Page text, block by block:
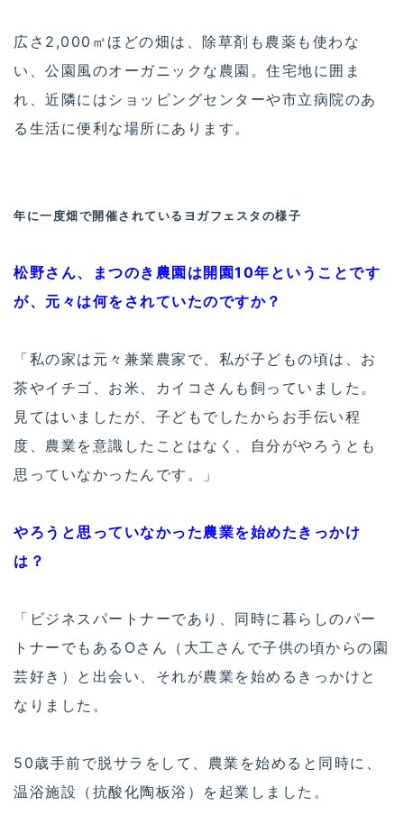
広さ2,000㎡ほどの畑は、除草剤も農薬も使わな
い、公園風のオーガニックな農園。住宅地に囲ま
れ、近隣にはショッピングセンターや市立病院のあ
る生活に便利な場所にあります。
年に一度畑で開催されているヨガフェスタの様子
松野さん、まつのき農園は開園10年ということです
が、元々は何をされていたのですか？
「私の家は元々兼業農家で、私が子どもの頃は、お
茶やイチゴ、お米、カイコさんも飼っていました。
見てはいましたが、子どもでしたからお手伝い程
度、農業を意識したことはなく、自分がやろうとも
思っていなかったんです。」
やろうと思っていなかった農業を始めたきっかけ
は？
「ビジネスパートナーであり、同時に暮らしのパー
トナーでもあるOさん（大工さんで子供の頃からの園
芸好き）と出会い、それが農業を始めるきっかけと
なりました。
50歳手前で脱サラをして、農業を始めると同時に、
温浴施設（抗酸化陶板浴）を起業しました。